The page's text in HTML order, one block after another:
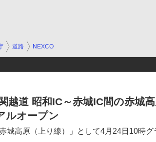
道路 NEXCO
越道 昭和IC～赤城IC間の赤城
ルオープン
城高原（上り線）」として4月24日10時